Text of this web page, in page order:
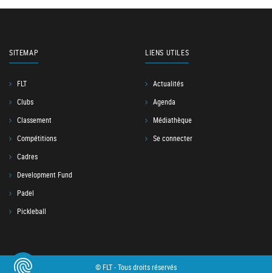
SITEMAP
FLT
Clubs
Classement
Compétitions
Cadres
Development Fund
Padel
Pickleball
LIENS UTILES
Actualités
Agenda
Médiathèque
Se connecter
© FLT - Tous droits réservés